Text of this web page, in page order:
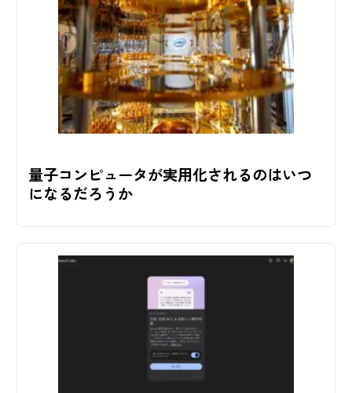
量子コンピュータが実用化されるのはいつ
になるだろうか